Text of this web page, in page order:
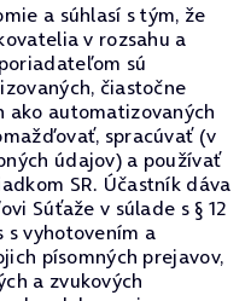
a súhlasí s tým, že
v rozsahu a
sú
čiastočne
ako automatizovaných
spracúvať (v
údajov) a používať
SR. Účastník dáva
Súťaže v súlade s § 12
s vyhotovením a
písomných prejavov,
a zvukových